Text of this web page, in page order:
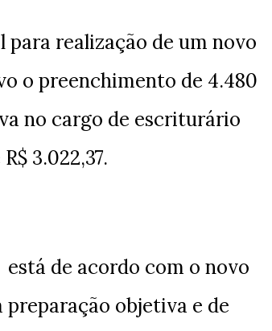
realização de um novo
o preenchimento de 4.480
no cargo de escriturário
3.022,37.
de acordo com o novo
objetiva e de